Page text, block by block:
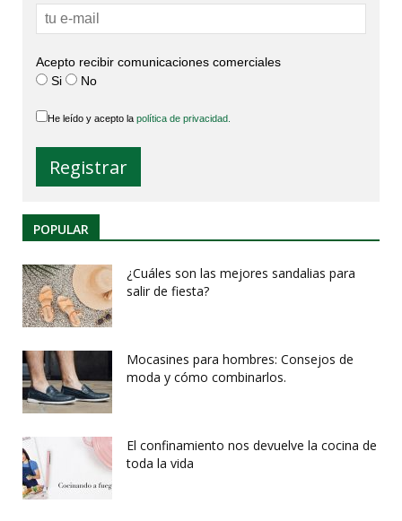
Acepto recibir comunicaciones comerciales
Si
No
He leído y acepto la política de privacidad.
POPULAR
¿Cuáles son las mejores sandalias para
salir de fiesta?
Mocasines para hombres: Consejos de
moda y cómo combinarlos.
El confinamiento nos devuelve la cocina de
toda la vida